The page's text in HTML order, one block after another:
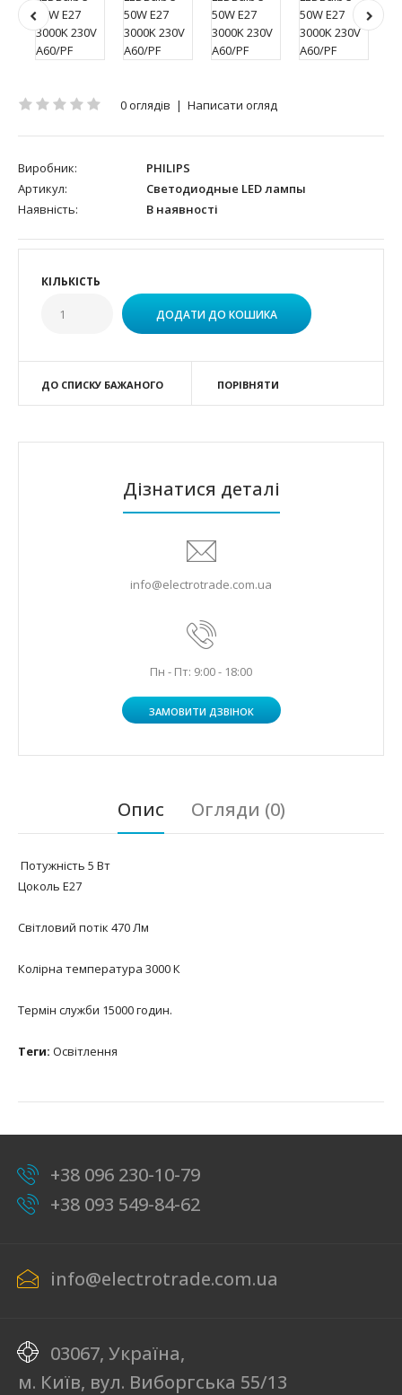
0 оглядів | Написати огляд
Виробник:
PHILIPS
Артикул:
Светодиодные LED лампы
Наявність:
В наявності
КІЛЬКІСТЬ
ДО СПИСКУ БАЖАНОГО ПОРІВНЯТИ
Дізнатися деталі
info@electrotrade.com.ua
Пн - Пт: 9:00 - 18:00
ЗАМОВИТИ ДЗВІНОК
Опис Огляди (0)
Потужність 5 Вт
Цоколь Е27
Світловий потік 470 Лм
Колірна температура 3000 К
Термін служби 15000 годин.
Теги: Освітлення
+38 096 230-10-79
+38 093 549-84-62
info@electrotrade.com.ua
03067, Україна,
м. Київ, вул. Виборгська 55/13